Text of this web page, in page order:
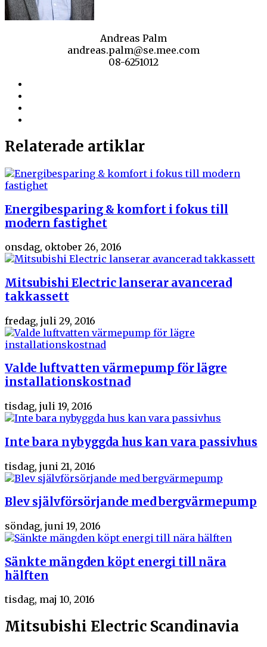
Andreas Palm
andreas.palm@se.mee.com
08-6251012
Relaterade artiklar
Energibesparing & komfort i fokus till
modern fastighet
onsdag, oktober 26, 2016
Mitsubishi Electric lanserar avancerad
takkassett
fredag, juli 29, 2016
Valde luftvatten värmepump för lägre
installationskostnad
tisdag, juli 19, 2016
Inte bara nybyggda hus kan vara passivhus
tisdag, juni 21, 2016
Blev självförsörjande med bergvärmepump
söndag, juni 19, 2016
Sänkte mängden köpt energi till nära
hälften
tisdag, maj 10, 2016
Mitsubishi Electric Scandinavia